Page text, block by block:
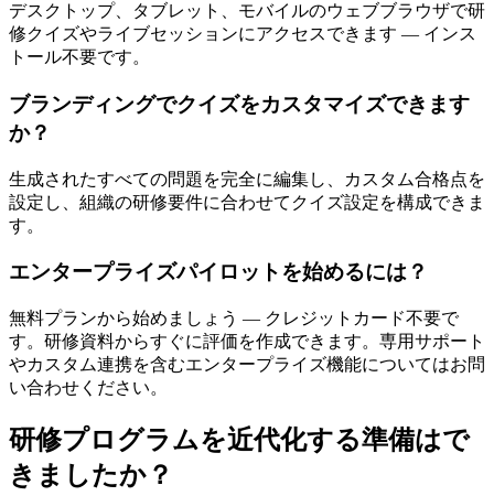
デスクトップ、タブレット、モバイルのウェブブラウザで研
修クイズやライブセッションにアクセスできます — インス
トール不要です。
ブランディングでクイズをカスタマイズできます
か？
生成されたすべての問題を完全に編集し、カスタム合格点を
設定し、組織の研修要件に合わせてクイズ設定を構成できま
す。
エンタープライズパイロットを始めるには？
無料プランから始めましょう — クレジットカード不要で
す。研修資料からすぐに評価を作成できます。専用サポート
やカスタム連携を含むエンタープライズ機能についてはお問
い合わせください。
研修プログラムを近代化する準備はで
きましたか？